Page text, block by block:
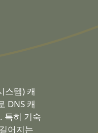
스템) 캐
DNS 캐
특히 기숙
어지는